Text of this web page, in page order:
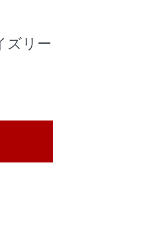
ズリー